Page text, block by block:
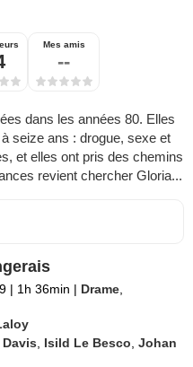
Mes amis
--
dans les années 80. Elles
seize ans : drogue, sexe et
et elles ont pris des chemins
revient chercher Gloria...
| 1h 36min | Drame
Isild Le Besco ,Johan